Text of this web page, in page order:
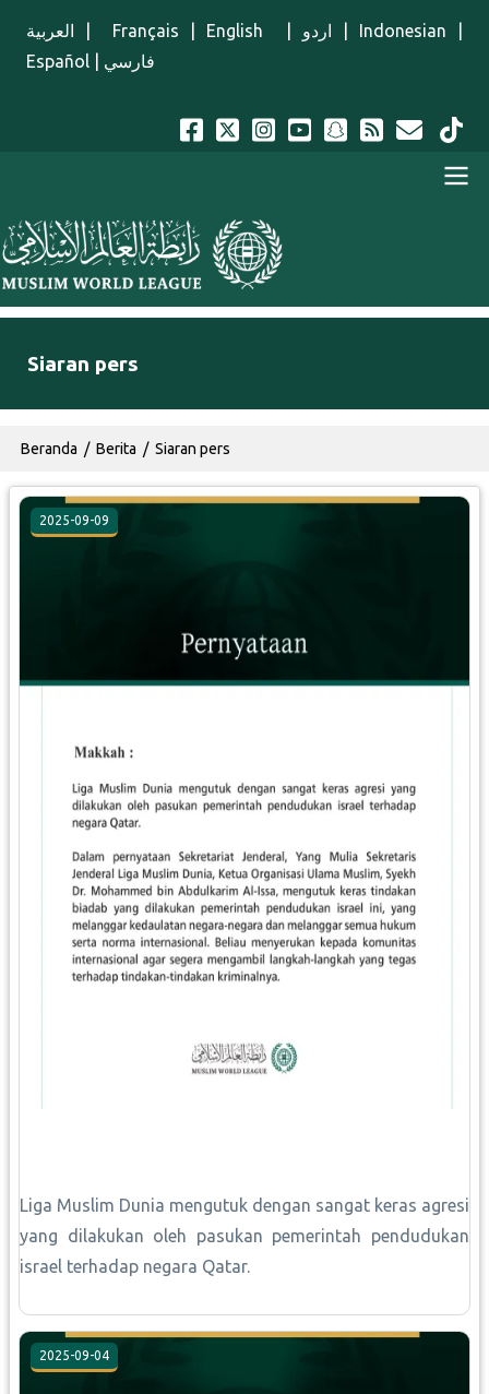
العربية
Français English اردو Indonesian
Español
فارسي
Menu Indonesian
Siaran pers
Breadcrumb
Beranda Berita Siaran pers
2025-09-09
Liga Muslim Dunia mengutuk dengan sangat keras agresi
yang dilakukan oleh pasukan pemerintah pendudukan
israel terhadap negara Qatar.
2025-09-04